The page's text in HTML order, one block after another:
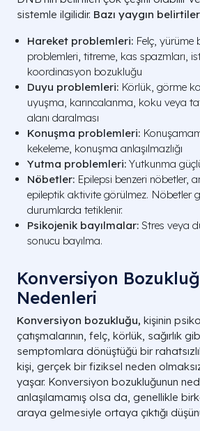
sistemle ilgilidir. Bazı yaygın
Hareket problemleri: Felç, yürüme
problemleri, titreme, kas spazmları,
koordinasyon bozukluğu
Duyu problemleri: Körlük, görme
uyuşma, karıncalanma, koku veya
alanı daralması
Konuşma problemleri:
kekeleme, konuşma anlaşılmazlığı
Yutma problemleri: Yutkunma
Nöbetler: Epilepsi benzeri nöbetler,
epileptik aktivite görülmez. Nöbetler
durumlarda tetiklenir.
Psikojenik bayılmalar: Stres veya
sonucu bayılma.
Konversiyon
Nedenleri
Konversiyon bozukluğu, kişinin
çatışmalarının, felç, körlük, sağırlık
semptomlara dönüştüğü bir
kişi, gerçek bir fiziksel neden
yaşar. Konversiyon bozukluğunun
anlaşılamamış olsa da, genellikle
araya gelmesiyle ortaya çıktığı